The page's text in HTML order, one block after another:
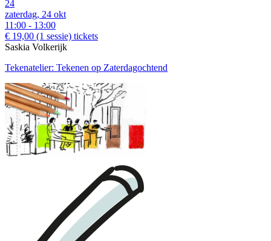
24
zaterdag, 24 okt
11:00 - 13:00
€ 19,00 (1 sessie) tickets
Saskia Volkerijk
Tekenatelier: Tekenen op Zaterdagochtend